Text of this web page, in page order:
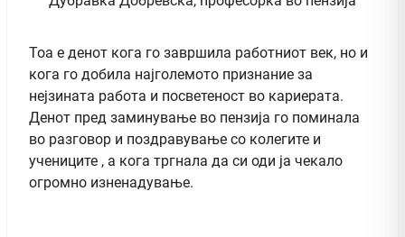
Тоа е денот кога го завршила работниот век, но и
кога го добила најголемото признание за
нејзината работа и посветеност во кариерата.
Денот пред заминување во пензија го поминала
во разговор и поздравување со колегите и
учениците , а кога тргнала да си оди ја чекало
огромно изненадување.